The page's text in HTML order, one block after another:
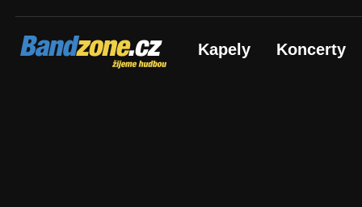
Bandzone.cz
žijeme hudbou Kapely Koncerty